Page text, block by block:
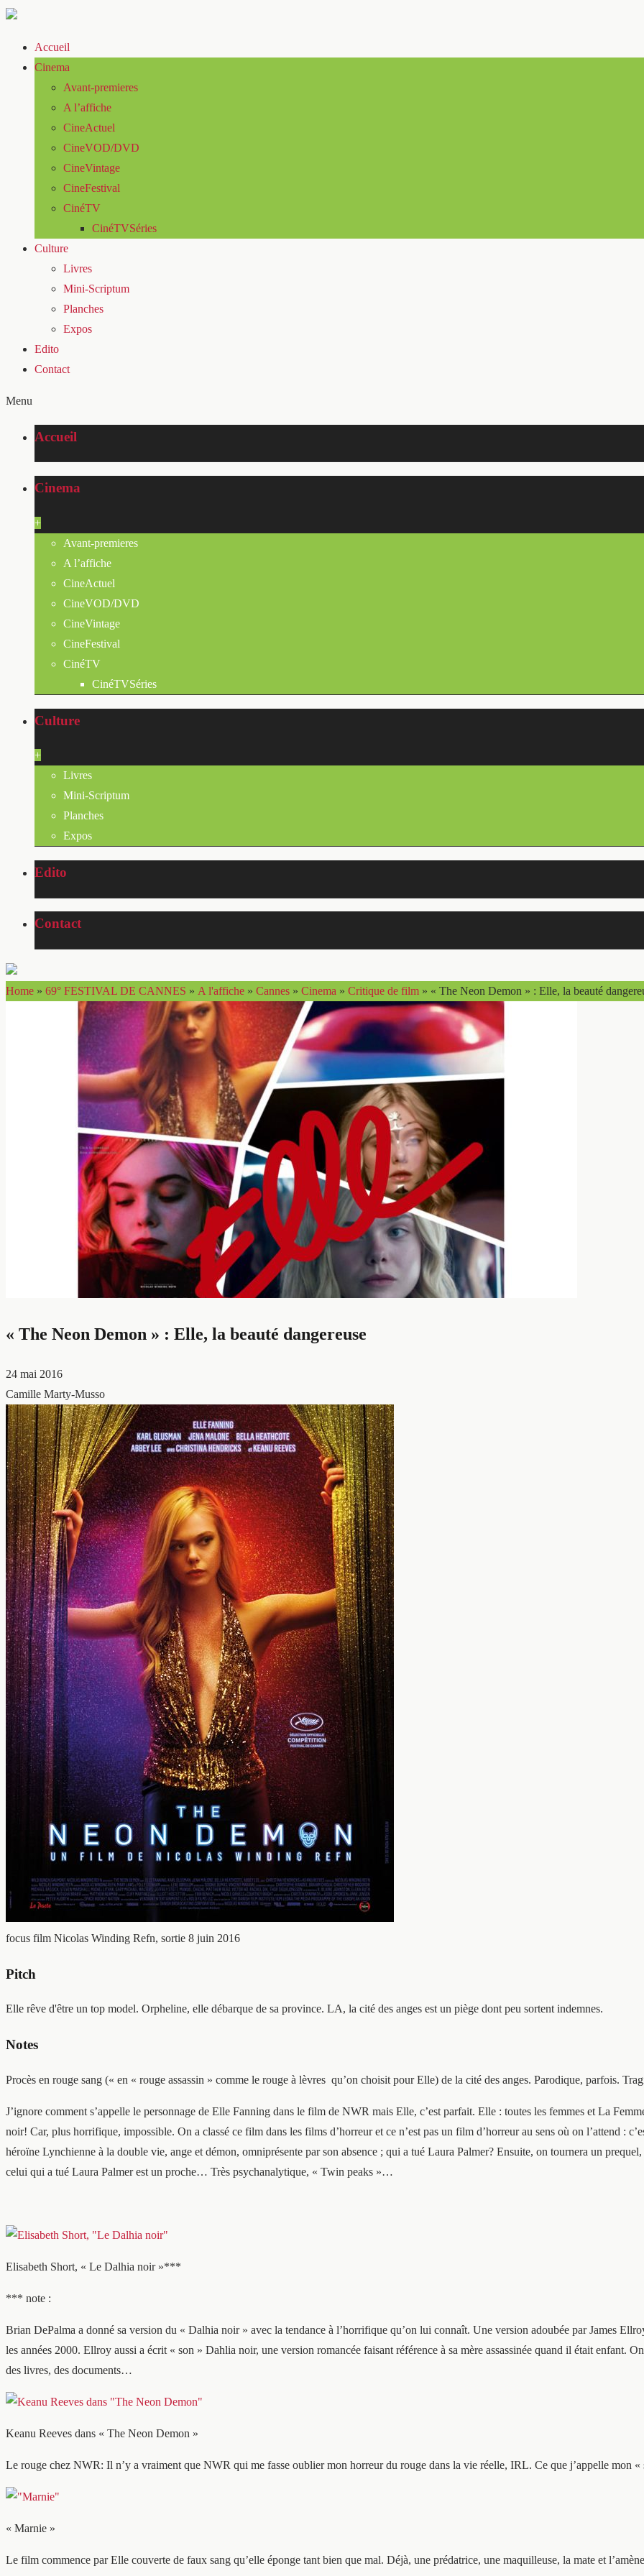
Accueil
Cinema
Avant-premieres
A l’affiche
CineActuel
CineVOD/DVD
CineVintage
CineFestival
CinéTV
CinéTVSéries
Culture
Livres
Mini-Scriptum
Planches
Expos
Edito
Contact
Menu
Accueil
Cinema
+
Avant-premieres
A l’affiche
CineActuel
CineVOD/DVD
CineVintage
CineFestival
CinéTV
CinéTVSéries
Culture
+
Livres
Mini-Scriptum
Planches
Expos
Edito
Contact
Home » 69° FESTIVAL DE CANNES » A l'affiche » Cannes » Cinema » Critique de film » « The Neon Demon » : Elle, la beauté
« The Neon Demon » : Elle, la beauté dangereuse
24 mai 2016
Camille Marty-Musso
focus film Nicolas Winding Refn, sortie 8 juin 2016
Pitch
Elle rêve d'être un top model. Orpheline, elle débarque de sa province. LA, la cité des anges est un piège dont peu sortent indemnes.
Notes
Procès en rouge sang (« en « rouge assassin » comme le rouge à lèvres qu’on choisit pour Elle) de la cité des anges. Parodique, parfois.
J’ignore comment s’appelle le personnage de Elle Fanning dans le film de NWR mais Elle, c’est parfait. Elle : toutes les femmes et La
noir! Car, plus horrifique, impossible. On a classé ce film dans les films d’horreur et ce n’est pas un film d’horreur au sens où on l’attend :
héroïne Lynchienne à la double vie, ange et démon, omniprésente par son absence ; qui a tué Laura Palmer? Ensuite, on tournera un
celui qui a tué Laura Palmer est un proche… Très psychanalytique, « Twin peaks »…
Elisabeth Short, « Le Dalhia noir »***
*** note :
Brian DePalma a donné sa version du « Dalhia noir » avec la tendance à l’horrifique qu’on lui connaît. Une version adoubée par James
les années 2000. Ellroy aussi a écrit « son » Dahlia noir, une version romancée faisant référence à sa mère assassinée quand il était enfant.
des livres, des documents…
Keanu Reeves dans « The Neon Demon »
Le rouge chez NWR: Il n’y a vraiment que NWR qui me fasse oublier mon horreur du rouge dans la vie réelle, IRL. Ce que j’appelle mon
« Marnie »
Le film commence par Elle couverte de faux sang qu’elle éponge tant bien que mal. Déjà, une prédatrice, une maquilleuse, la mate et